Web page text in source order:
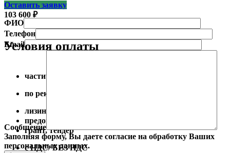
Оставить заявку
ФИО
Телефон
Email
Сообщение
Заполняя форму, Вы даете согласие на обработку Ваших
персональных данных.
103 600 ₽
Условия оплаты
частичный расчет на месте
по реквизитам
лизинг от 10%
предоплата от 10%
грант, тендер
с НДС/ БЕЗ НДС